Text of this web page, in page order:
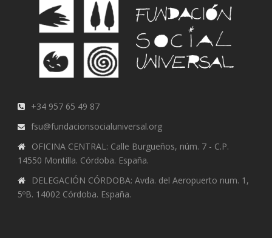
+34 957 65 49 87
fsu@fundacionsocialuniversal.org
OFICINA CENTRAL: Calle Burgueños, núm. 7 - C.P.
14550 Montilla. Córdoba. España.
DELEGACIÓN CÓRDOBA: Avda. del Aeropuerto num. 1,
5ºB. 14002 Córdoba. España.